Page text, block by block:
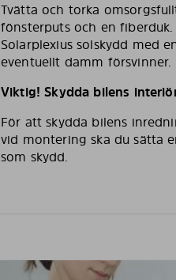
Tvätta och torka
fönsterputs och en
Solarplexius solskydd med
eventuellt damm försvinner.
Viktig! Skydda bilens
För att skydda bilens
vid montering ska du sätta
som skydd.